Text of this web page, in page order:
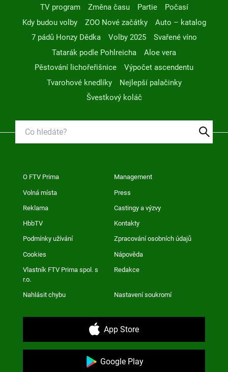
TV program
Změna času Partie
Počasí
Kdy budou volby
ZOO Nové začátky
Auto – katalog
7 pádů Honzy Dědka
Volby 2025
Svařené víno
Tatarák podle Pohlreicha
Aloe vera
Pěstování lichořeřišnice
Výpočet ascendentu
Tvarohové knedlíky
Nejlepší palačinky
Švestkový koláč
O FTV Prima Management
Volná místa Press
Reklama Castingy a výzvy
HbbTV Kontakty
Podmínky užívání Zpracování osobních údajů
Cookies Nápověda
Vlastník FTV Prima spol. s
r.o.
Redakce
Nahlásit chybu Nastavení soukromí
App Store
Google Play